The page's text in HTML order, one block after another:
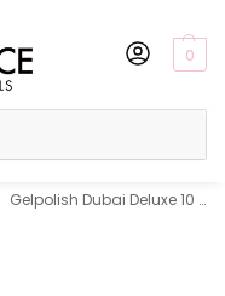
0
Gelpolish Dubai Deluxe 10 ml.